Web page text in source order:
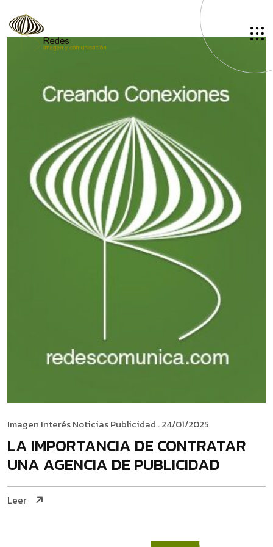
Imagen InterésNoticiasPublicidad . 24/01/2025
LA IMPORTANCIA DE CONTRATAR
UNA AGENCIA DE PUBLICIDAD
Leer